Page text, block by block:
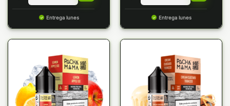
Entrega lunes Entrega lunes